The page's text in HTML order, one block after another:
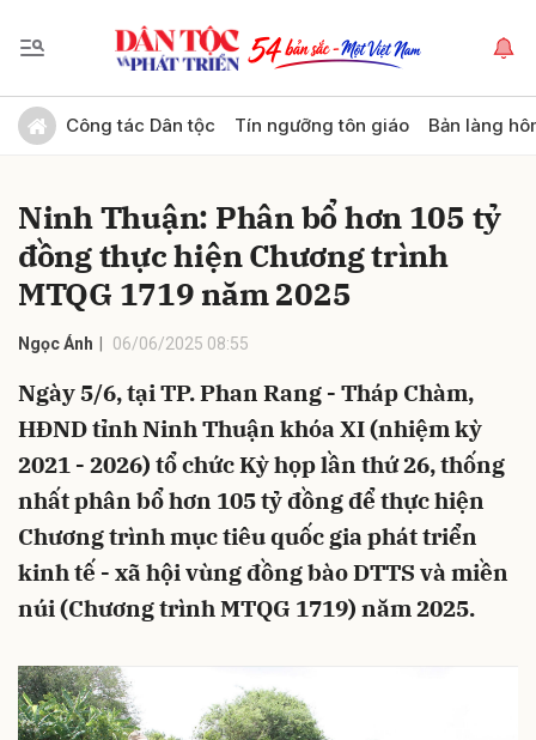
Công tác Dân tộc Tín ngưỡng tôn giáo Bản làng
Ninh Thuận: Phân bổ hơn 105 tỷ
đồng thực hiện Chương trình
MTQG 1719 năm 2025
Ngọc Ánh 06/06/2025 08:55
Ngày 5/6, tại TP. Phan Rang - Tháp Chàm,
HĐND tỉnh Ninh Thuận khóa XI (nhiệm kỳ
2021 - 2026) tổ chức Kỳ họp lần thứ 26, thống
nhất phân bổ hơn 105 tỷ đồng để thực hiện
Chương trình mục tiêu quốc gia phát triển
kinh tế - xã hội vùng đồng bào DTTS và miền
núi (Chương trình MTQG 1719) năm 2025.
Gửi bình luận